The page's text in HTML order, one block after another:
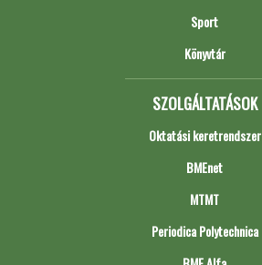
Sport
Könyvtár
SZOLGÁLTATÁSOK
Oktatási keretrendszer
BMEnet
MTMT
Periodica Polytechnica